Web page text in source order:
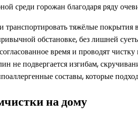
среди горожан благодаря ряду
транспортировать тяжёлые покрытия
обстановке, без лишней
время и проводят чистку
не подвергается изгибам,
составы, которые
на дому